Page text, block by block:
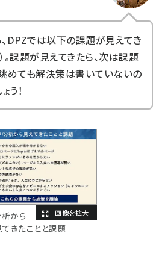
DPZでは以下の課題が見えてき
。課題が見えてきたら、次は課題
めても解決策は書いていないの
う！
から
てきたことと課題